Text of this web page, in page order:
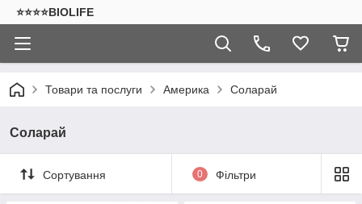
⭐⭐⭐⭐BIOLIFE
Товари та послуги Америка Соларай
Соларай
Сортування 0 Фільтри